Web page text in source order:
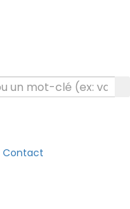
Contact